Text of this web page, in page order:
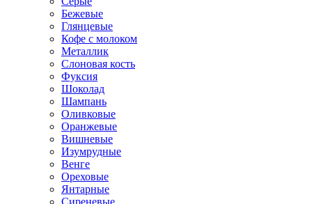
Бежевые
Глянцевые
Кофе с молоком
Металлик
Слоновая кость
Фуксия
Шоколад
Шампань
Оливковые
Оранжевые
Вишневые
Изумрудные
Венге
Ореховые
Янтарные
Сиреневые